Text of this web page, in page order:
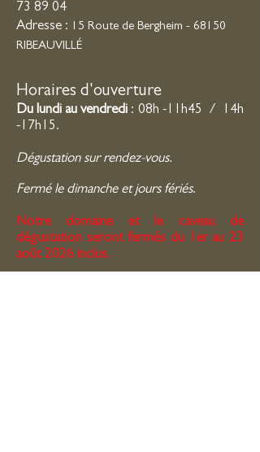
73 89 04
Adresse : 15 Route de Bergheim - 68150
RIBEAUVILLÉ
Horaires d'ouverture
Du lundi au vendredi : 08h -11h45 / 14h
-17h15.
Dégustation sur rendez-vous.
Fermé le dimanche et jours fériés.
Notre domaine et le caveau de
dégustation seront fermés du 1er au 23
août 2026 inclus.